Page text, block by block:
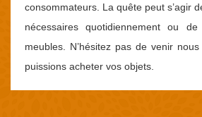
consommateurs. La quête peut s’agir
nécessaires quotidiennement ou
meubles. N’hésitez pas de venir
puissions acheter vos objets.